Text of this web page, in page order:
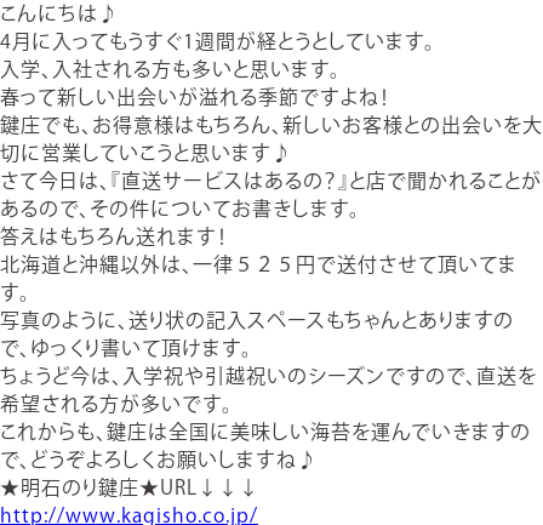
こんにちは♪
4月に入ってもうすぐ1週間が経とうとしています。
入学、入社される方も多いと思います。
春って新しい出会いが溢れる季節ですよね！
鍵庄でも、お得意様はもちろん、新しいお客様との出会いを大
切に営業していこうと思います♪
さて今日は、『直送サービスはあるの？』と店で聞かれることが
あるので、その件についてお書きします。
答えはもちろん送れます！
北海道と沖縄以外は、一律５２５円で送付させて頂いてま
す。
写真のように、送り状の記入スペースもちゃんとありますの
で、ゆっくり書いて頂けます。
ちょうど今は、入学祝や引越祝いのシーズンですので、直送を
希望される方が多いです。
これからも、鍵庄は全国に美味しい海苔を運んでいきますの
で、どうぞよろしくお願いしますね♪
★明石のり鍵庄★URL↓↓↓
http://www.kagisho.co.jp/